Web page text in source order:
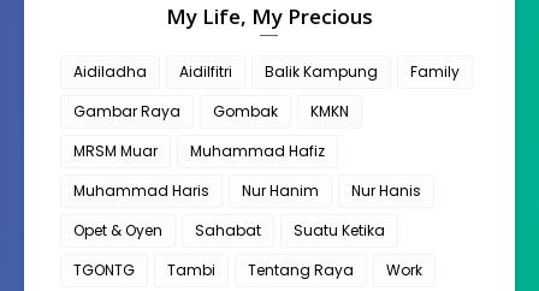
My Life, My Precious
Aidiladha Aidilfitri Balik Kampung
Family
Gambar Raya
Gombak
KMKN
MRSM Muar
Muhammad Hafiz
Muhammad Haris
Nur Hanim
Nur Hanis
Opet & Oyen
Sahabat
Suatu Ketika
TGONTG
Tambi Tentang Raya Work